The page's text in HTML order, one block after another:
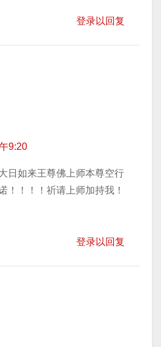
登录以回复
9:20
日如来王尊佛上师本尊空行
！！！！祈请上师加持我！
登录以回复